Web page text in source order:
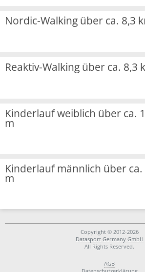
Nordic-Walking über ca. 8,3
Reaktiv-Walking über ca. 8,3
Kinderlauf weiblich über ca.
m
Kinderlauf männlich über ca.
m
Copyright © 2012-2026
Datasport Germany GmbH
All Rights Reserved.
AGB